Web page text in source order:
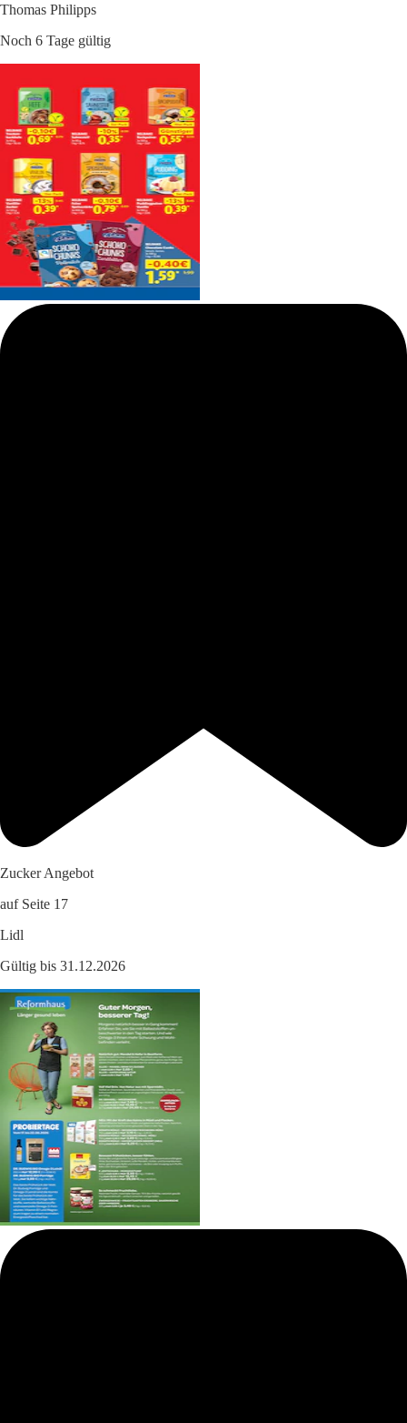
Thomas Philipps
Noch 6 Tage gültig
Zucker Angebot
auf Seite 17
Lidl
Gültig bis 31.12.2026